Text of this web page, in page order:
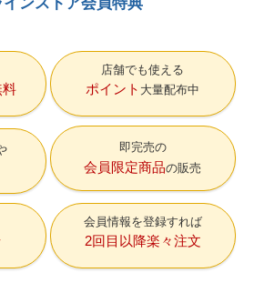
店舗でも使える
ポイント 大量配布中
即完売の
会員限定商品の販売
会員情報を登録すれば
2回目以降楽々注文